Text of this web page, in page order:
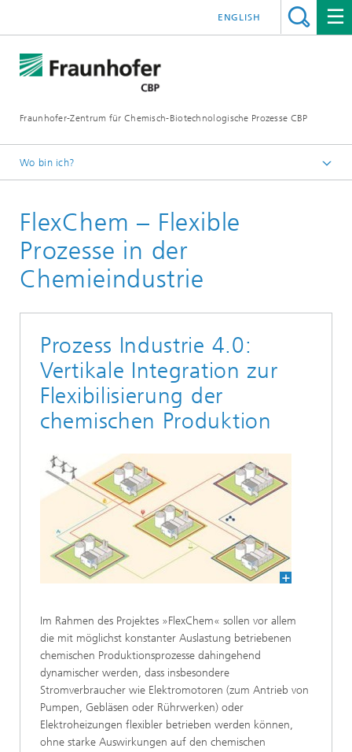
Fraunhofer-Zentrum für Chemisch-Biotechnologische Prozesse CBP
ENGLISH
Wo bin ich?
Projekte
FlexChem – Flexible
Prozesse in der
Chemieindustrie
Prozess Industrie 4.0:
Vertikale Integration zur
Flexibilisierung der
chemischen Produktion
Im Rahmen des Projektes »FlexChem« sollen vor allem
die mit möglichst konstanter Auslastung betriebenen
chemischen Produktionsprozesse dahingehend
dynamischer werden, dass insbesondere
Stromverbraucher wie Elektromotoren (zum Antrieb von
Pumpen, Gebläsen oder Rührwerken) oder
Elektroheizungen flexibler betrieben werden können,
ohne starke Auswirkungen auf den chemischen